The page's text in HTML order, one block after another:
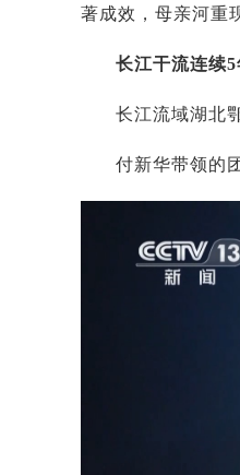
著成效，母亲河重
长江干流连续
长江流域湖北
付新华带领的